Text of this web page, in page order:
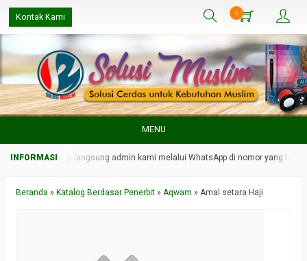
Kontak Kami 0
MENU
cepat, hubungi langsung admin kami melalui WhatsApp di nomor yang tertera
Beranda » Katalog Berdasar Penerbit » Aqwam » Amal setara Haji